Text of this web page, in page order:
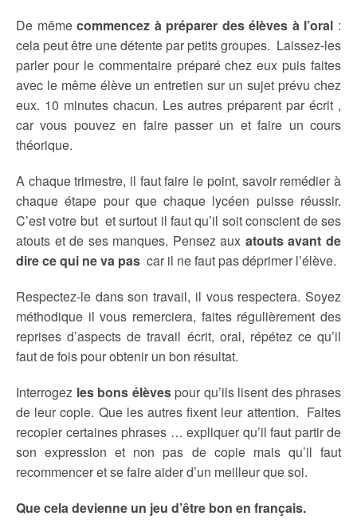
De mêmecommencez à préparer des élèves à l’oral :
cela peut être une détente par petits groupes. Laissez-les
parler pour le commentaire préparé chez eux puis faites
avec le même élève un entretien sur un sujet prévu chez
eux. 10 minutes chacun. Les autres préparent par écrit ,
car vous pouvez en faire passer un et faire un cours
théorique.
A chaque trimestre, il faut faire le point, savoir remédier à
chaque étape pour que chaque lycéen puisse réussir.
C’est votre but et surtout il faut qu’il soit conscient de ses
atouts et de ses manques. Pensez aux atouts avant de
dire ce qui ne va pas car il ne faut pas déprimer l’élève.
Respectez-le dans son travail, il vous respectera. Soyez
méthodique il vous remerciera, faites régulièrement des
reprises d’aspects de travail écrit, oral, répétez ce qu’il
faut de fois pour obtenir un bon résultat.
Interrogez les bons élèvespour qu’ils lisent des phrases
de leur copie. Que les autres fixent leur attention. Faites
recopier certaines phrases … expliquer qu’il faut partir de
son expression et non pas de copie mais qu’il faut
recommencer et se faire aider d’un meilleur que soi.
Que cela devienne un jeu d’être bon en français.